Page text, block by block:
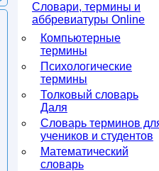
Словари, термины и
аббревиатуры Online
Компьютерные
термины
Психологические
термины
Толковый словарь
Даля
Словарь терминов
учеников и студентов
Математический
словарь